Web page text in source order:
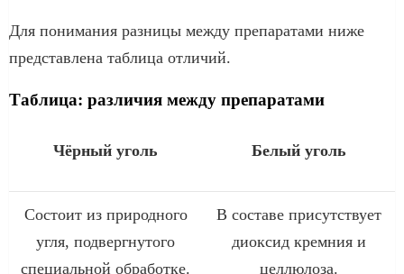
Для понимания разницы между препаратами ниже
представлена таблица отличий.
Таблица: различия между препаратами
Чёрный уголь Белый уголь
Состоит из природного
угля, подвергнутого
специальной обработке.
В составе присутствует
диоксид кремния и
целлюлоза.